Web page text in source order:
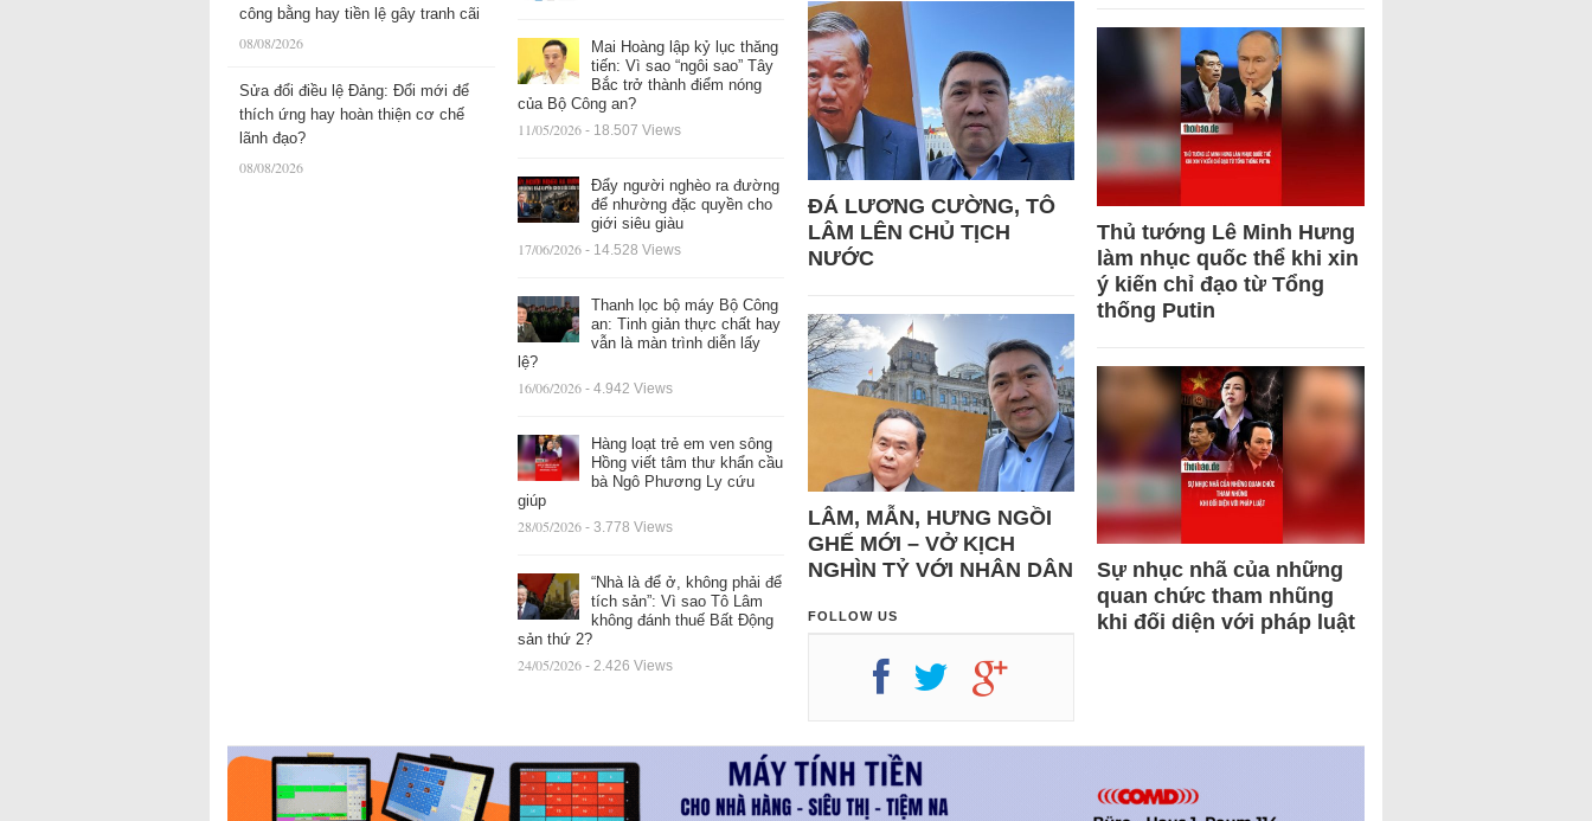
công bằng hay tiền lệ gây tranh cãi
08/08/2026
Sửa đổi điều lệ Đảng: Đổi mới để
thích ứng hay hoàn thiện cơ chế
lãnh đạo?
08/08/2026
Mai Hoàng lập kỷ lục thăng
tiến: Vì sao “ngôi sao” Tây
Bắc trở thành điểm nóng
của Bộ Công an?
11/05/2026 - 18.507 Views
Đẩy người nghèo ra đường
để nhường đặc quyền cho
giới siêu giàu
17/06/2026 - 14.528 Views
Thanh lọc bộ máy Bộ Công
an: Tinh giản thực chất hay
vẫn là màn trình diễn lấy
lệ?
16/06/2026 - 4.942 Views
Hàng loạt trẻ em ven sông
Hồng viết tâm thư khẩn cầu
bà Ngô Phương Ly cứu
giúp
28/05/2026 - 3.778 Views
“Nhà là để ở, không phải để
tích sản”: Vì sao Tô Lâm
không đánh thuế Bất Động
sản thứ 2?
24/05/2026 - 2.426 Views
ĐÁ LƯƠNG CƯỜNG, TÔ
LÂM LÊN CHỦ TỊCH
NƯỚC
LÂM, MẪN, HƯNG NGỒI
GHẾ MỚI – VỞ KỊCH
NGHÌN TỶ VỚI NHÂN DÂN
FOLLOW US
Thủ tướng Lê Minh Hưng
làm nhục quốc thể khi xin
ý kiến chỉ đạo từ Tổng
thống Putin
Sự nhục nhã của những
quan chức tham nhũng
khi đối diện với pháp luật